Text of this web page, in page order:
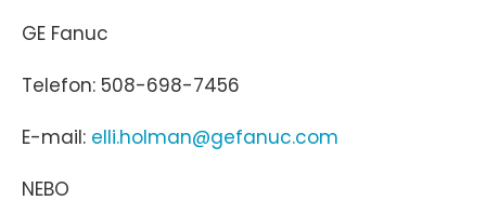
GE Fanuc
Telefon: 508-698-7456
E-mail: elli.holman@gefanuc.com
NEBO